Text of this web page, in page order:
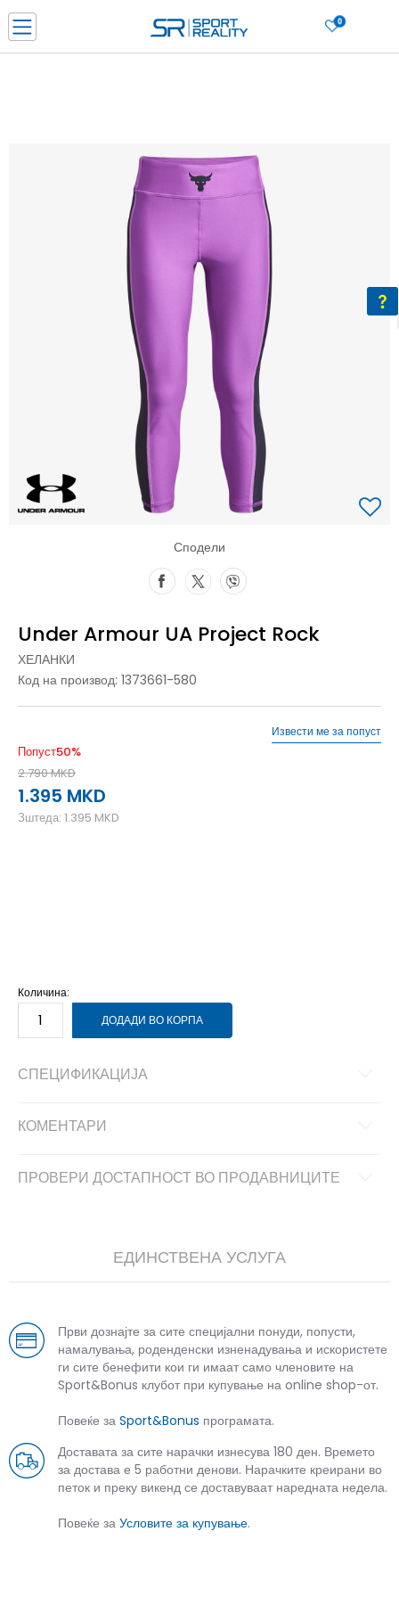
0
ДОЗНАЈ ПОВЕЌЕ
Ценовник
ДОЗНАЈ ПОВЕЌЕ
Сподели
Under Armour UA Project Rock
ХЕЛАНКИ
Код на производ: 1373661-580
Попуст50%
2.790MKD
1.395 MKD
Зштеда: 1.395 MKD
Извести ме за попуст
Количина:
ДОДАДИ ВО КОРПА
СПЕЦИФИКАЦИЈА
КОМЕНТАРИ
ПРОВЕРИ ДОСТАПНОСТ ВО ПРОДАВНИЦИТЕ
ЕДИНСТВЕНА УСЛУГА
Први дознајте за сите специјални понуди, попусти,
намалувања, роденденски изненадувања и искористете
ги сите бенефити кои ги имаат само членовите на
Sport&Bonus клубот при купување на online shop-от.
Повеќе за Sport&Bonus програмата.
Доставата за сите нарачки изнесува 180 ден. Времето
за достава е 5 работни денови. Нарачките креирани во
петок и преку викенд се доставуваат наредната недела.
Повеќе за Условите за купување.